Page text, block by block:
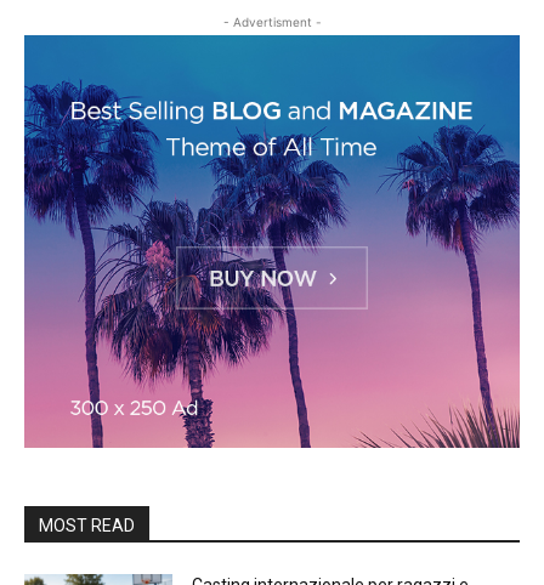
- Advertisment -
MOST READ